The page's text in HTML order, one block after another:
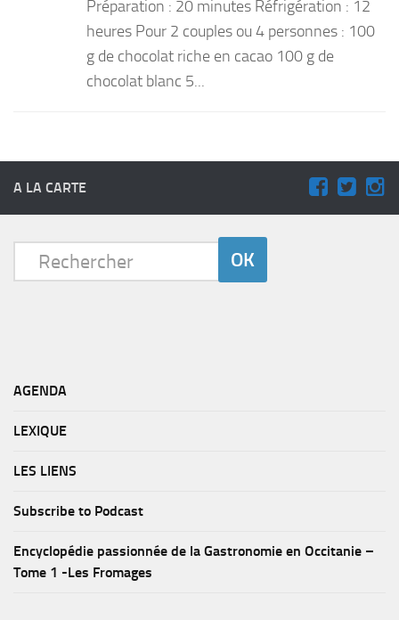
Préparation : 20 minutes Réfrigération : 12
heures Pour 2 couples ou 4 personnes : 100
g de chocolat riche en cacao 100 g de
chocolat blanc 5...
A LA CARTE
AGENDA
LEXIQUE
LES LIENS
Subscribe to Podcast
Encyclopédie passionnée de la Gastronomie en Occitanie –
Tome 1 -Les Fromages